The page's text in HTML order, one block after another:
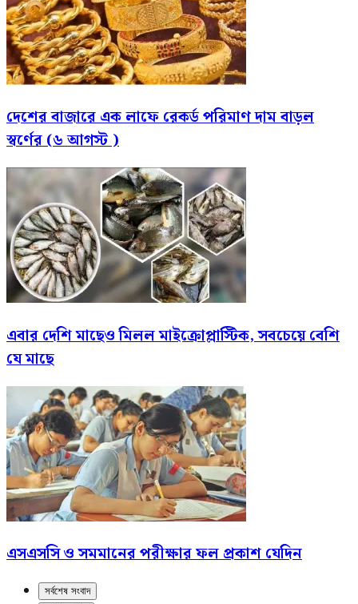
দেশের বাজারে এক লাফে রেকর্ড পরিমাণ দাম বাড়ল
স্বর্ণের (৬ আগস্ট )
এবার দেশি মাছেও মিলল মাইক্রোপ্লাস্টিক, সবচেয়ে বেশি
যে মাছে
এসএসসি ও সমমানের পরীক্ষার ফল প্রকাশ যেদিন
সর্বশেষ সংবাদ